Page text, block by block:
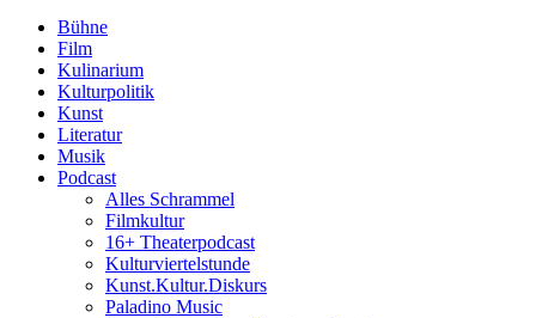
Bühne
Film
Kulinarium
Kulturpolitik
Kunst
Literatur
Musik
Podcast
Alles Schrammel
Filmkultur
16+ Theaterpodcast
Kulturviertelstunde
Kunst.Kultur.Diskurs
Paladino Music